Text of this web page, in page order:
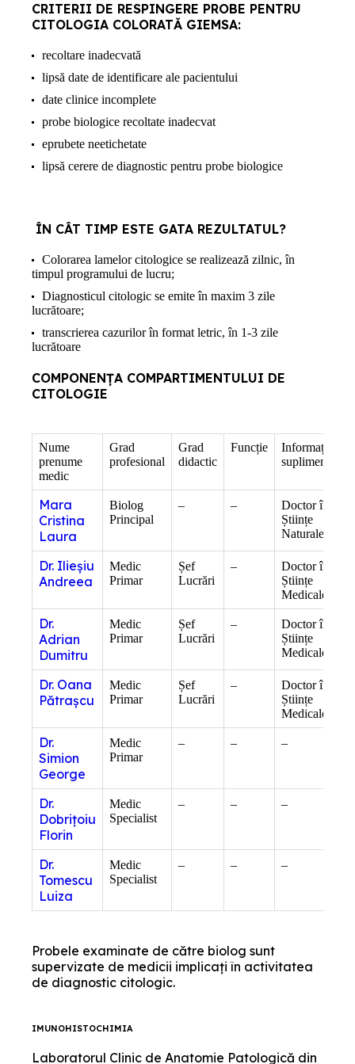
CRITERII DE RESPINGERE PROBE PENTRU
CITOLOGIA COLORATĂ GIEMSA:
recoltare inadecvată
lipsă date de identificare ale pacientului
date clinice incomplete
probe biologice recoltate inadecvat
eprubete neetichetate
lipsă cerere de diagnostic pentru probe biologice
ÎN CÂT TIMP ESTE GATA REZULTATUL?
Colorarea lamelor citologice se realizează zilnic, în
timpul programului de lucru;
Diagnosticul citologic se emite în maxim 3 zile
lucrătoare;
transcrierea cazurilor în format letric, în 1-3 zile
lucrătoare
COMPONENȚA COMPARTIMENTULUI DE
CITOLOGIE
Nume
prenume
medic
Grad
profesional
Grad
didactic
Funcție
Informații
suplimentare
Mara
Cristina
Laura
Biolog
Principal
– –
Doctor în
Științe
Naturale
Dr. Ilieșiu
Andreea
Medic
Primar
Șef
Lucrări
–
Doctor în
Științe
Medicale
Dr.
Adrian
Dumitru
Medic
Primar
Șef
Lucrări
–
Doctor în
Științe
Medicale
Dr. Oana
Pătrașcu
Medic
Primar
Șef
Lucrări
–
Doctor în
Științe
Medicale
Dr.
Simion
George
Medic
Primar
– – –
Dr.
Dobrițoiu
Florin
Medic
Specialist
– – –
Dr.
Tomescu
Luiza
Medic
Specialist
– – –
Probele examinate de către biolog sunt
supervizate de medicii implicați în activitatea
de diagnostic citologic.
IMUNOHISTOCHIMIA
Laboratorul Clinic de Anatomie Patologică din